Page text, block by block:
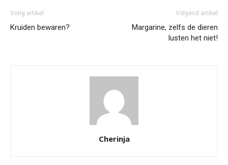
Vorig artikel
Kruiden bewaren?
Volgend artikel
Margarine, zelfs de dieren
lusten het niet!
Cherinja